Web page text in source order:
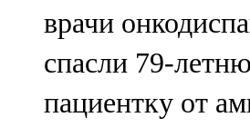
Нурлат
104,7 FM
Олы Әтнә
врачи
спасли 79-
пациентку от